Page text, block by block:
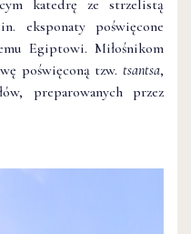
katedrę ze strzelistą
eksponaty poświęcone
Egiptowi. Miłośnikom
poświęconą tzw. tsantsa,
preparowanych przez